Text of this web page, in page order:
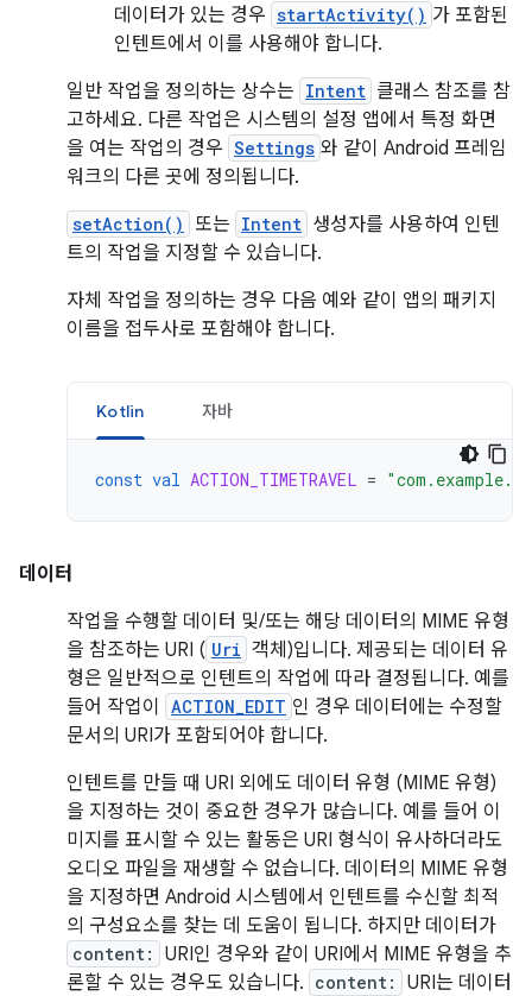
데이터가 있는 경우 startActivity() 가 포함된
인텐트에서 이를 사용해야 합니다.
일반 작업을 정의하는 상수는 Intent 클래스 참조를 참
고하세요. 다른 작업은 시스템의 설정 앱에서 특정 화면
을 여는 작업의 경우 Settings 와 같이 Android 프레임
워크의 다른 곳에 정의됩니다.
setAction() 또는 Intent 생성자를 사용하여 인텐
트의 작업을 지정할 수 있습니다.
자체 작업을 정의하는 경우 다음 예와 같이 앱의 패키지
이름을 접두사로 포함해야 합니다.
Kotlin 자바
const val ACTION_TIMETRAVEL =
데이터
작업을 수행할 데이터 및/또는 해당 데이터의 MIME 유형
을 참조하는 URI ( Uri 객체)입니다. 제공되는 데이터 유
형은 일반적으로 인텐트의 작업에 따라 결정됩니다. 예를
들어 작업이
ACTION_EDIT 인 경우 데이터에는 수정할
문서의 URI가 포함되어야 합니다.
인텐트를 만들 때 URI 외에도 데이터 유형 (MIME 유형)
을 지정하는 것이 중요한 경우가 많습니다. 예를 들어 이
미지를 표시할 수 있는 활동은 URI 형식이 유사하더라도
오디오 파일을 재생할 수 없습니다. 데이터의 MIME 유형
을 지정하면 Android 시스템에서 인텐트를 수신할 최적
의 구성요소를 찾는 데 도움이 됩니다. 하지만 데이터가
content:
URI인 경우와 같이 URI에서 MIME 유형을 추
론할 수 있는 경우도 있습니다. content:
URI는 데이터